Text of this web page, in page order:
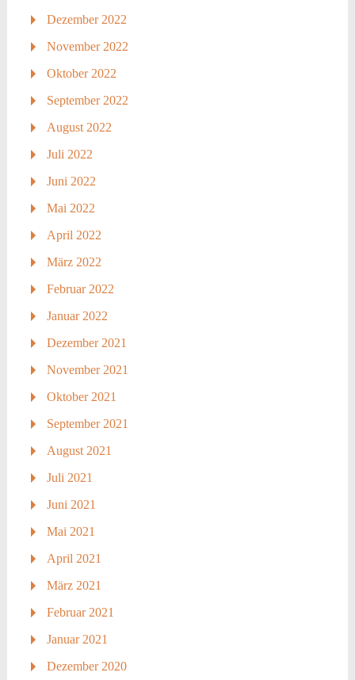
Dezember 2022
November 2022
Oktober 2022
September 2022
August 2022
Juli 2022
Juni 2022
Mai 2022
April 2022
März 2022
Februar 2022
Januar 2022
Dezember 2021
November 2021
Oktober 2021
September 2021
August 2021
Juli 2021
Juni 2021
Mai 2021
April 2021
März 2021
Februar 2021
Januar 2021
Dezember 2020